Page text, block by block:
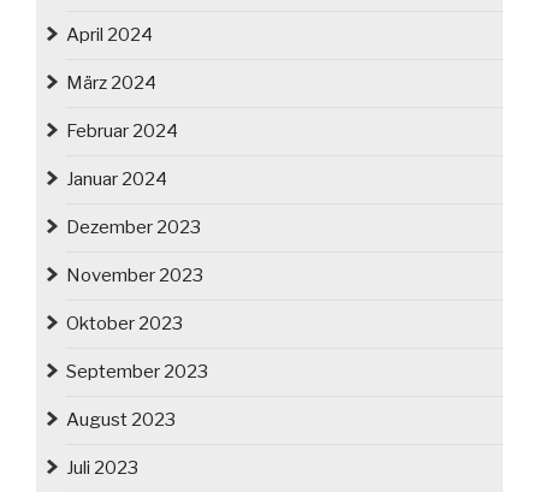
April 2024
März 2024
Februar 2024
Januar 2024
Dezember 2023
November 2023
Oktober 2023
September 2023
August 2023
Juli 2023